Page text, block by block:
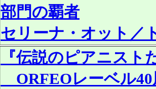
部門の覇者
セリーナ・オット／
『伝説のピアニスト
ORFEOレーベル40